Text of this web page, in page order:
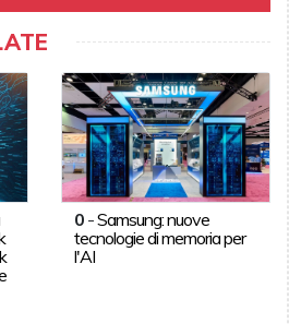
0 -Samsung: nuove
tecnologie di memoria per
l'AI